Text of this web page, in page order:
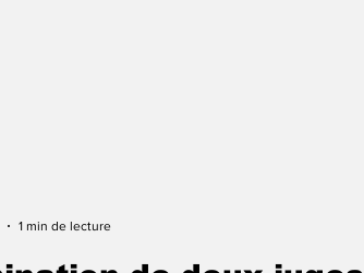
1 min de lecture